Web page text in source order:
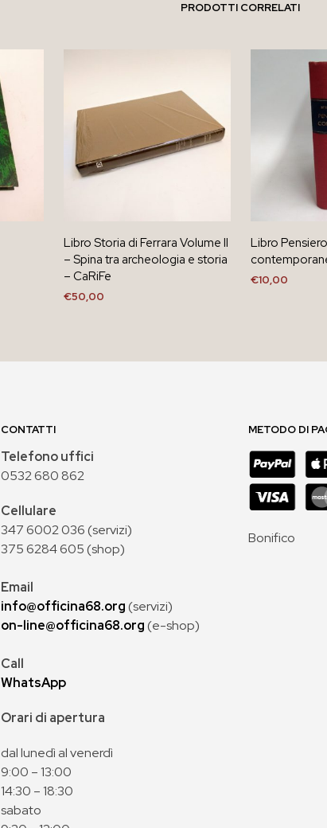
PRODOTTI CORRELATI
Libro Storia di Ferrara Volume II
– Spina tra archeologia e storia
– CaRiFe
€50,00
Libro Pensiero
€10,00
CONTATTI
Telefono uffici
0532 680 862
Cellulare
347 6002 036 (servizi)
375 6284 605 (shop)
Email
info@officina68.org(servizi)
on-line@officina68.org(e-shop)
Call
WhatsApp
Orari di apertura
dal lunedì al venerdì
9:00 – 13:00
14:30 – 18:30
sabato
METODO DI
Bonifico